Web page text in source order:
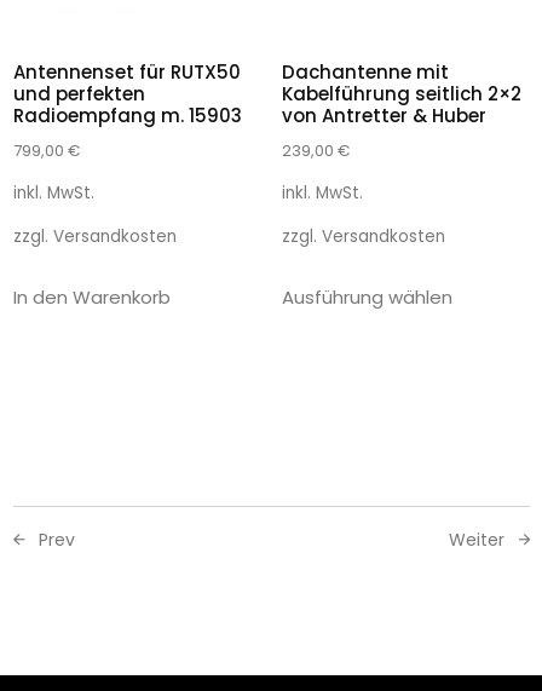
Antennenset für RUTX50
und perfekten
Radioempfang m. 15903
799,00 €
inkl. MwSt.
zzgl. Versandkosten
In den Warenkorb
Dachantenne mit
Kabelführung seitlich 2×2
von Antretter & Huber
239,00 €
inkl. MwSt.
zzgl. Versandkosten
Ausführung wählen
Prev Weiter